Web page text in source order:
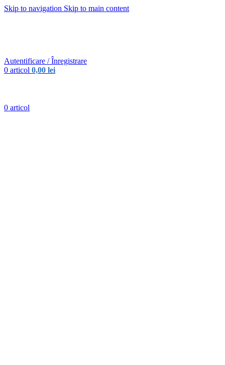
Skip to navigation Skip to main content
Autentificare / Înregistrare
0 articol 0,00 lei
0 articol